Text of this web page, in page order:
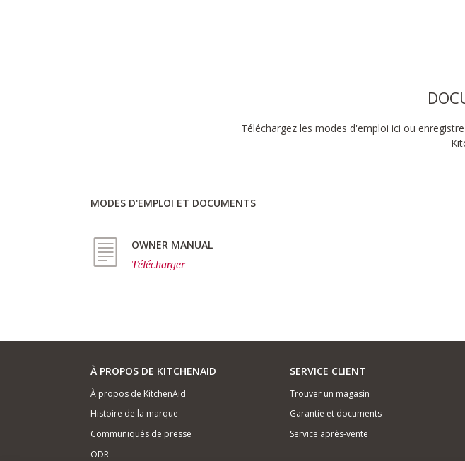
Téléchargez les modes d'emploi ici ou
MODES D'EMPLOI ET DOCUMENTS
OWNER MANUAL
Télécharger
À PROPOS DE KITCHENAID
À propos de KitchenAid
Histoire de la marque
Communiqués de presse
ODR
SERVICE CLIENT
Trouver un magasin
Garantie et documents
Service après-vente